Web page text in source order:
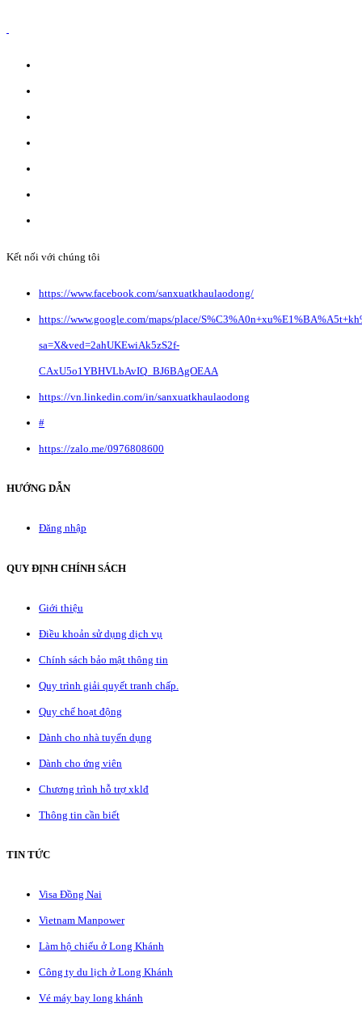
Kết nối với chúng tôi
https://www.facebook.com/sanxuatkhaulaodong/
https://www.google.com/maps/place/
sa=X&ved=2ahUKEwiAk5zS2f-
CAxU5o1YBHVLbAvIQ_BJ6BAgOEAA
https://vn.linkedin.com/in/sanxuatkhaulaodong
#
https://zalo.me/0976808600
HƯỚNG DẪN
Đăng nhập
QUY ĐỊNH CHÍNH SÁCH
Giới thiệu
Điều khoản sử dụng dịch vụ
Chính sách bảo mật thông tin
Quy trình giải quyết tranh chấp.
Quy chế hoạt động
Dành cho nhà tuyển dụng
Dành cho ứng viên
Chương trình hỗ trợ xklđ
Thông tin cần biết
TIN TỨC
Visa Đồng Nai
Vietnam Manpower
Làm hộ chiếu ở Long Khánh
Công ty du lịch ở Long Khánh
Vé máy bay long khánh